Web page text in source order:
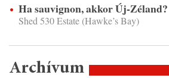
Ha sauvignon, akkor Új-Zéland?
Shed 530 Estate (Hawke’s Bay)
Archívum